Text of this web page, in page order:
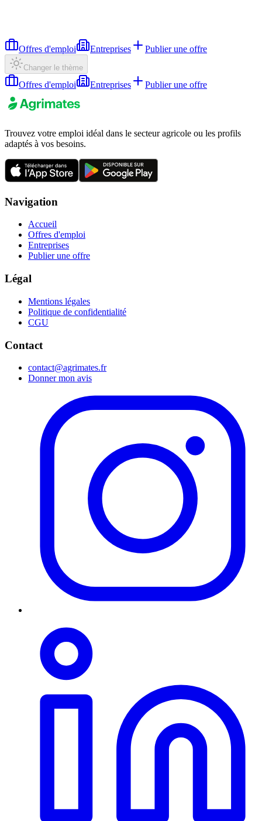
Offres d'emploi Entreprises Publier une offre
Changer le thème
Offres d'emploi Entreprises Publier une offre
Trouvez votre emploi idéal dans le secteur agricole ou les profils
adaptés à vos besoins.
Navigation
Accueil
Offres d'emploi
Entreprises
Publier une offre
Légal
Mentions légales
Politique de confidentialité
CGU
Contact
contact@agrimates.fr
Donner mon avis